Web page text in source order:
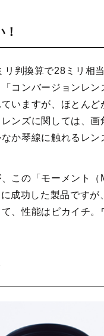
判換算で28ミリ相
コンバージョンレ
いますが、ほとん
ンズに関しては、
か琴線に触れるレン
この「モーメント
成功した製品です
、性能はピカイチ